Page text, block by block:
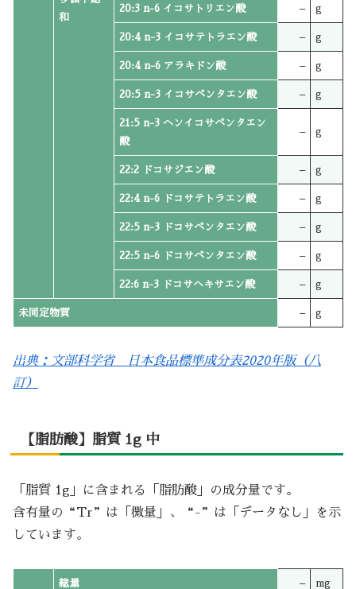
和
20:3 n-6 イコサトリエン酸 – g
20:4 n-3 イコサテトラエン酸 – g
20:4 n-6 アラキドン酸 – g
20:5 n-3 イコサペンタエン酸 – g
21:5 n-3 ヘンイコサペンタエン
酸
– g
22:2 ドコサジエン酸 – g
22:4 n-6 ドコサテトラエン酸 – g
22:5 n-3 ドコサペンタエン酸 – g
22:5 n-6 ドコサペンタエン酸 – g
22:6 n-3 ドコサヘキサエン酸 – g
未同定物質 – g
出典：文部科学省 日本食品標準成分表2020年版（八
訂）
【脂肪酸】脂質 1g 中
「脂質 1g」に含まれる「脂肪酸」の成分量です。
含有量の“Tr”は「微量」、“-”は「データなし」を示
しています。
総量 – mg